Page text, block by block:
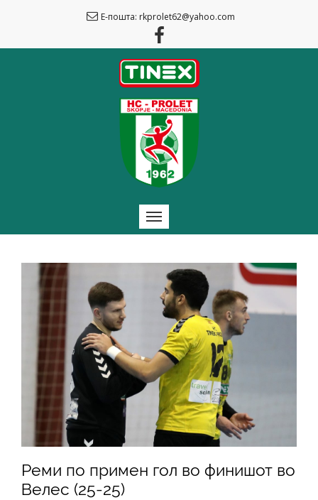
Е-пошта: rkprolet62@yahoo.com
Реми по примен гол во финишот во
Велес (25-25)